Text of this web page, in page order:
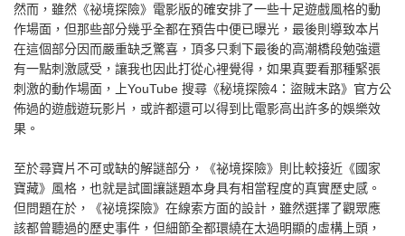
然而，雖然《祕境探險》電影版的確安排了一些十足遊戲風格的動
作場面，但那些部分幾乎全都在預告中便已曝光，最後則導致本片
在這個部分因而嚴重缺乏驚喜，頂多只剩下最後的高潮橋段勉強還
有一點刺激感受，讓我也因此打從心裡覺得，如果真要看那種緊張
刺激的動作場面，上YouTube 搜尋《秘境探險4：盜賊末路》官方公
佈過的遊戲遊玩影片，或許都還可以得到比電影高出許多的娛樂效
果。
至於尋寶片不可或缺的解謎部分，《祕境探險》則比較接近《國家
寶藏》風格，也就是試圖讓謎題本身具有相當程度的真實歷史感。
但問題在於，《祕境探險》在線索方面的設計，雖然選擇了觀眾應
該都曾聽過的歷史事件，但細節全都環繞在太過明顯的虛構上頭，